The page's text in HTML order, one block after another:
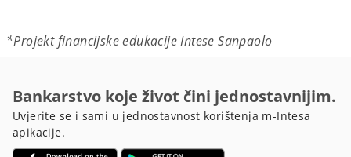
*Projekt financijske edukacije Intese Sanpaolo
Bankarstvo koje život čini jednostavnijim.
Uvjerite se i sami u jednostavnost korištenja m-Intesa
apikacije.